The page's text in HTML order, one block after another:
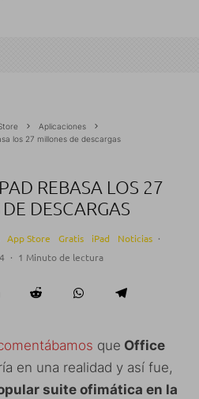
Aplicaciones
los 27 millones de descargas
REBASA LOS 27
DESCARGAS
App Store Gratis iPad Noticias ·
· 1 Minuto de lectura
que Office
en una realidad y así fue,
suite ofimática en la